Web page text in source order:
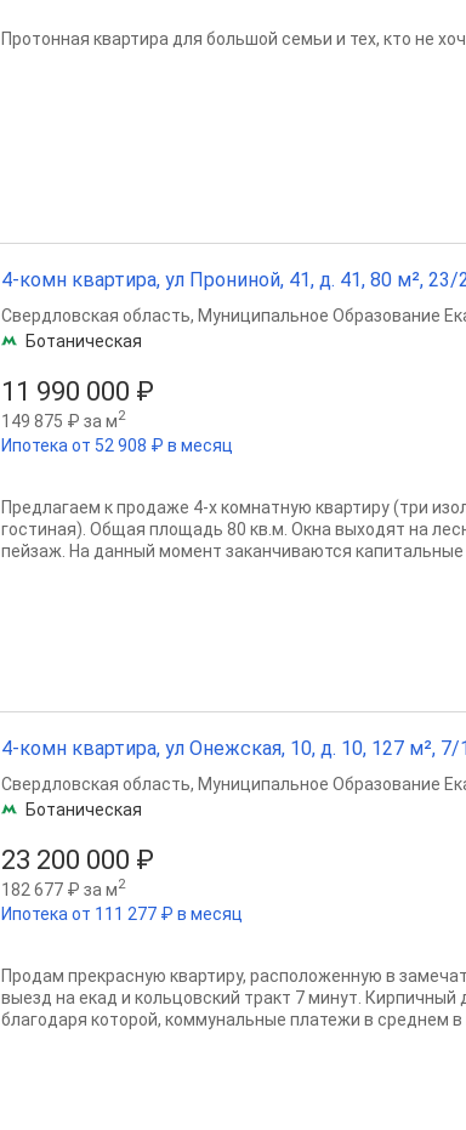
Протонная квартира для большой семьи и тех, кто не
4-комн квартира, ул Прониной, 41, д. 41, 80 м², 23/
11 990 000 ₽
149 875 ₽ за м2
Ипотека от 52 908 ₽ в месяц
Свердловская область, Муниципальное Образование
Ботаническая
Предлагаем к продаже 4-х комнатную квартиру (три
гостиная). Общая площадь 80 кв.м. Окна выходят на
пейзаж. На данный момент заканчиваются капитальные
4-комн квартира, ул Онежская, 10, д. 10, 127 м², 7/
23 200 000 ₽
182 677 ₽ за м2
Ипотека от 111 277 ₽ в месяц
Свердловская область, Муниципальное Образование
Ботаническая
Продам прекрасную квартиру, расположенную в
выезд на екад и кольцовский тракт 7 минут. Кирпичный
благодаря которой, коммунальные платежи в среднем в